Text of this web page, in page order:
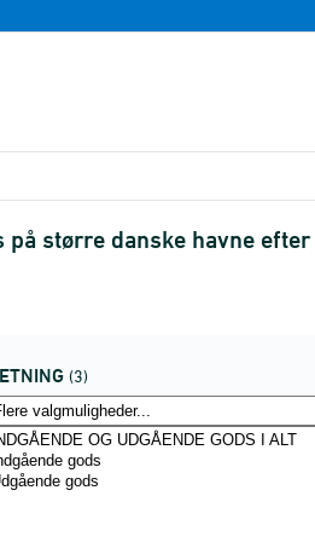
større danske havne
(3)